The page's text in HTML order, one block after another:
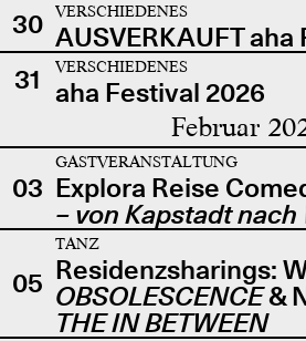
30
VERSCHIEDENES
AUSVERKAUFT
31
VERSCHIEDENES
aha Festival 2026
Februar
03
GASTVERANSTALTUNG
Explora Reise
– von Kapstadt nach
05
TANZ
Residenzsharings:
OBSOLESCENCE&
THE IN BETWEEN